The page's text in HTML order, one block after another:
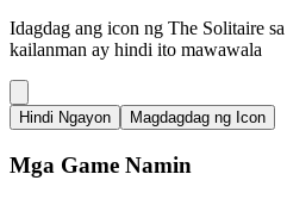
Idagdag ang icon ng The Solitaire
kailanman ay hindi ito mawawala
Hindi Ngayon Magdagdag ng Icon
Mga Game Namin